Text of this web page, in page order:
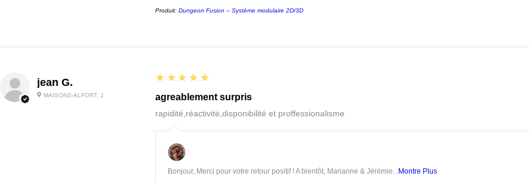
Produit: Dungeon Fusion – Système modulaire 2D/3D
jean G.
MAISONS-ALFORT, J
5
★★★★★
agreablement surpris
rapidité,réactivité,disponibilité et proffessionalisme
:
Bonjour, Merci pour votre retour positif ! A bientôt, Marianne & Jérémie...Montre Plus